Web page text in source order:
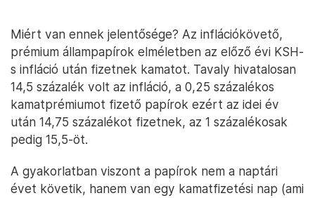
Miért van ennek jelentősége? Az inflációkövető,
prémium állampapírok elméletben az előző évi KSH-
s infláció után fizetnek kamatot. Tavaly hivatalosan
14,5 százalék volt az infláció, a 0,25 százalékos
kamatprémiumot fizető papírok ezért az idei év
után 14,75 százalékot fizetnek, az 1 százalékosak
pedig 15,5-öt.
A gyakorlatban viszont a papírok nem a naptári
évet követik, hanem van egy kamatfizetési nap (ami